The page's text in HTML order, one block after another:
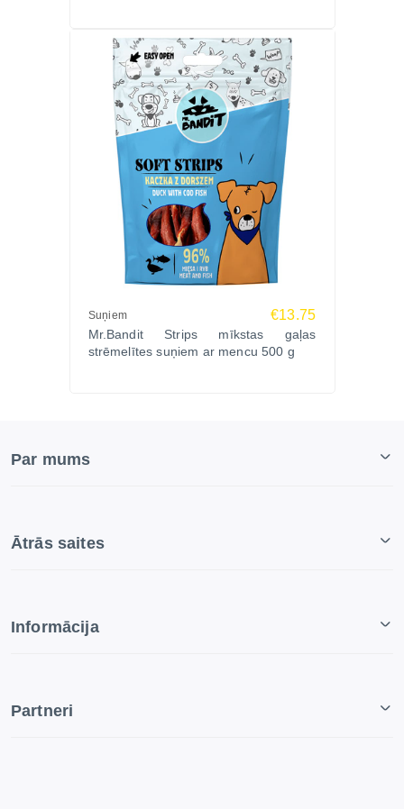
Suņiem €13.75
Mr.Bandit Strips mīkstas gaļas
strēmelītes suņiem ar mencu 500 g
Par mums
Ātrās saites
Informācija
Partneri